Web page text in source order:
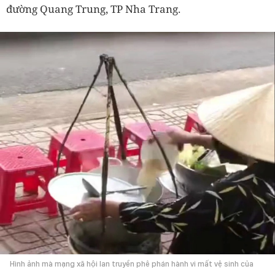
đường Quang Trung, TP Nha Trang.
Hình ảnh mà mạng xã hội lan truyền phê phán hành vi mất vệ sinh của